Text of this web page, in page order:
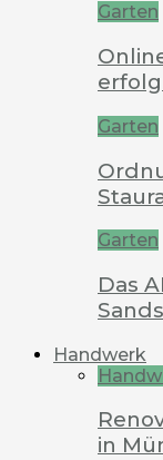
Garten
Garten
Garten
Das
Handwerk
in